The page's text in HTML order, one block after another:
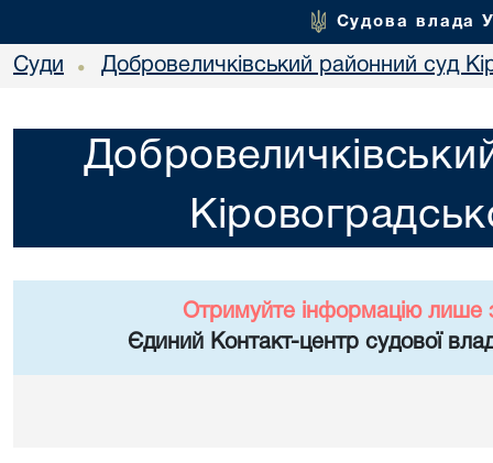
Судова влада
Суди • Добровеличківський районний суд
Отримуйте інформацію лише
Єдиний Контакт-центр судової